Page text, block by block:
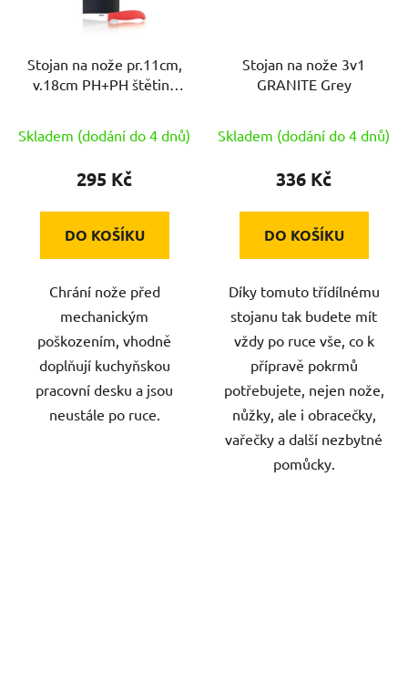
Stojan na nože pr.11cm,
v.18cm PH+PH štětiny
Skladem (dodání do 4 dnů)
295 Kč
DO KOŠÍKU
Chrání nože před
mechanickým
poškozením, vhodně
doplňují kuchyňskou
pracovní desku a jsou
neustále po ruce.
Stojan na nože 3v1
GRANITE Grey
Skladem (dodání do 4 dnů)
336 Kč
DO KOŠÍKU
Díky tomuto třídílnému
stojanu tak budete mít
vždy po ruce vše, co k
přípravě pokrmů
potřebujete, nejen nože,
nůžky, ale i obracečky,
vařečky a další nezbytné
pomůcky.